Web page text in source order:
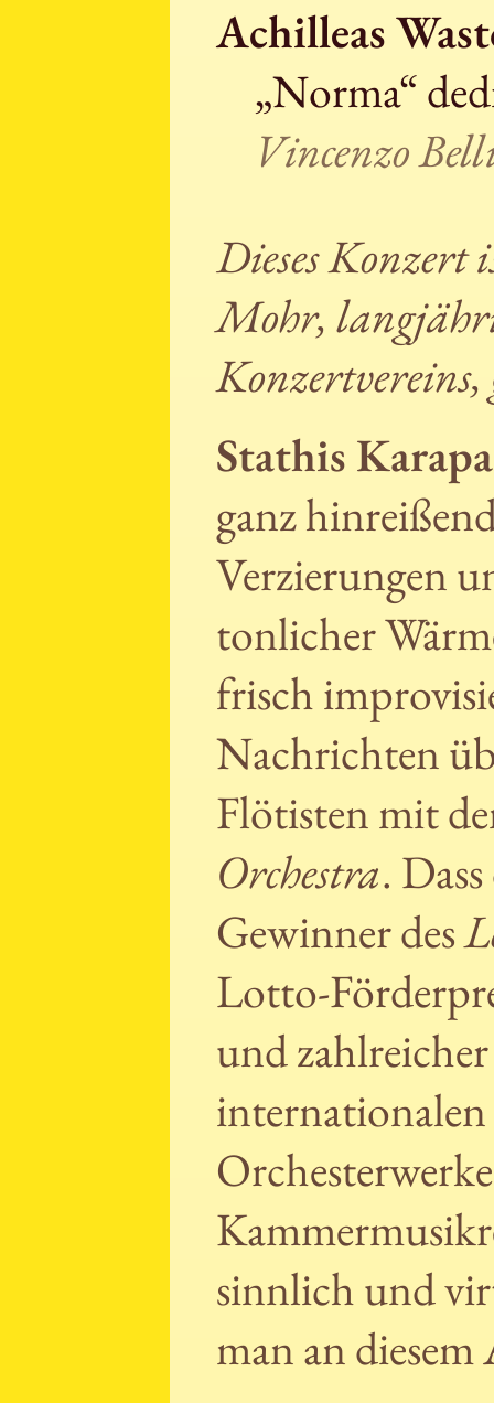
Achilleas
„Norma“
Vincenzo
Dieses
Mohr,
Stathis
ganz
Verzierungen
tonlicher
frisch
Nachrichten
Flötisten mit
Orchestra.
Gewinner des
Lotto-
und
sinnlich und
man an